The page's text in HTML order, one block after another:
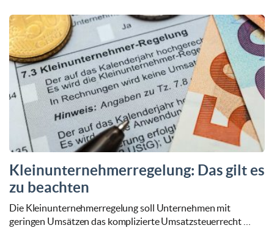
Kleinunternehmerregelung: Das gilt es
zu beachten
Die Kleinunternehmerregelung soll Unternehmen mit
geringen Umsätzen das komplizierte Umsatzsteuerrecht …